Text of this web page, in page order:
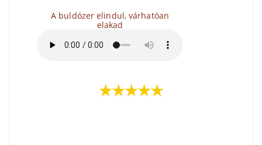
A buldózer elindul, várhatóan
elakad
★★★★★